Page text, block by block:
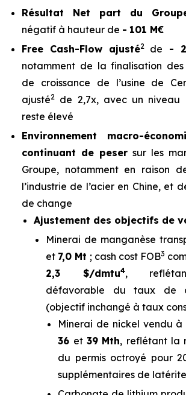
Résultat Net part du
négatif à hauteur de - 101 M€
Free Cash-Flow ajusté2de -
notamment de la finalisation des
de croissance de l’usine de
ajusté2 de 2,7x, avec un
reste élevé
Environnement macro-
continuant de peser sur les
Groupe, notamment en raison
l’industrie de l’acier en Chine, et
de change
Ajustement des objectifs de
Minerai de manganèse
et 7,0 Mt ; cash cost FOB3
2,3 $/dmtu4,
défavorable du taux de
(objectif inchangé à taux
Minerai de nickel vendu à
36 et39 Mth, reflétant la
du permis octroyé pour
supplémentaires de latérite